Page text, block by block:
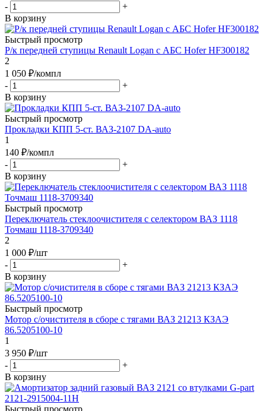
-
+
В корзину
Быстрый просмотр
Р/к передней ступицы Renault Logan с АБС Hofer HF300182
2
1 050 ₽/компл
-
+
В корзину
Быстрый просмотр
Прокладки КПП 5-ст. ВАЗ-2107 DA-auto
1
140 ₽/компл
-
+
В корзину
Быстрый просмотр
Переключатель стеклоочистителя с селектором ВАЗ 1118
Точмаш 1118-3709340
2
1 000 ₽/шт
-
+
В корзину
Быстрый просмотр
Мотор с/очистителя в сборе с тягами ВАЗ 21213 КЗАЭ
86.5205100-10
1
3 950 ₽/шт
-
+
В корзину
Быстрый просмотр